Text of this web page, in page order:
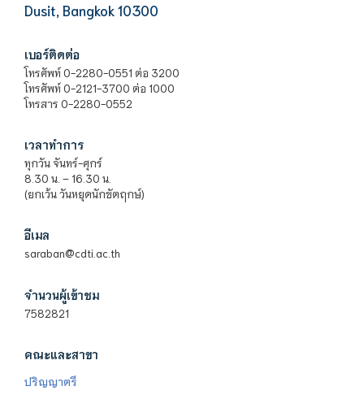
Dusit, Bangkok 10300
เบอร์ติดต่อ
โทรศัพท์ 0-2280-0551 ต่อ 3200
โทรศัพท์ 0-2121-3700 ต่อ 1000
โทรสาร 0-2280-0552
เวลาทำการ
ทุกวัน จันทร์-ศุกร์
8.30 น. – 16.30 น.
(ยกเว้น วันหยุดนักขัตฤกษ์)
อีเมล
saraban@cdti.ac.th
จำนวนผู้เข้าชม
7582821
คณะและสาขา
ปริญญาตรี